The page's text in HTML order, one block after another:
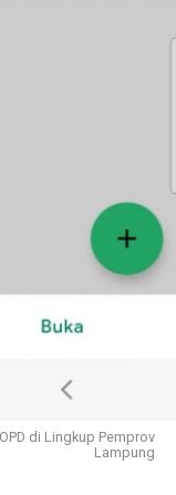
di Lingkup Pemprov
Lampung